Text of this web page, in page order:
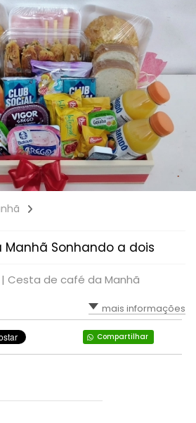
Sonhando a dois
Cesta de café da Manhã
mais informações
Compartilhar